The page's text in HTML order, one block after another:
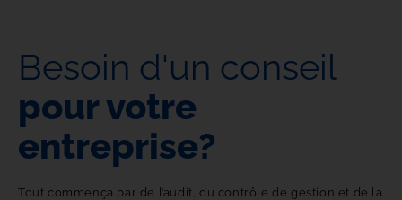
Besoin d'un conseil
pour votre
entreprise?
Tout commença par de l’audit, du contrôle de gestion et de la